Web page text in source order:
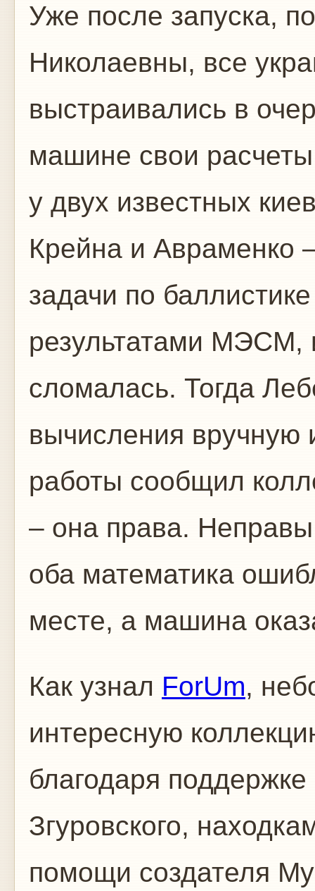
Уже после запуска,
Николаевны, все
выстраивались в
машине свои
у двух известных
Крейна и Авраменко
задачи по
результатами
сломалась. Тогда
вычисления вручную
работы сообщил
– она права.
оба математика
месте, а машина
Как узнал ForUm,
интересную
благодаря
Згуровского,
помощи создателя